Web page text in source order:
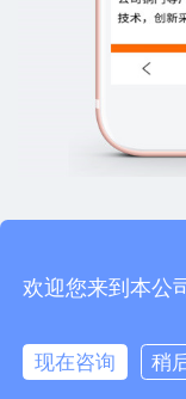
欢迎您来到本公
现在咨询 稍